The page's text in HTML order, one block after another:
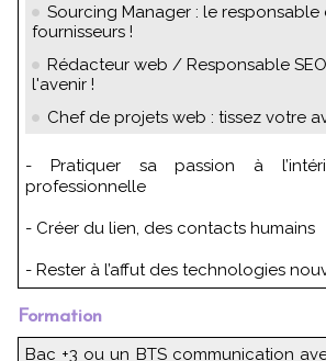
Sourcing Manager : le responsable
fournisseurs !
Rédacteur web / Responsable
l'avenir !
Chef de projets web : tissez votre
- Pratiquer sa passion à l’intérieur de sa vie
professionnelle
- Créer du lien, des contacts humains
- Rester à l’affut des technologies
Formation
Bac +3 ou un BTS communication avec une expérience